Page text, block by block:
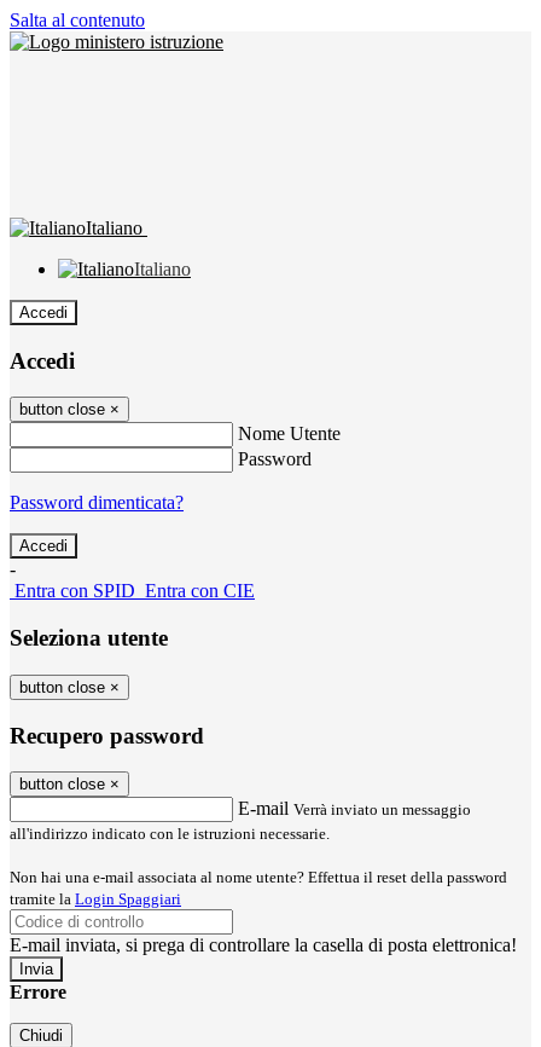
Salta al contenuto
Italiano
Italiano
Accedi
Accedi
button close ×
Nome Utente
Password
Password dimenticata?
-
Entra con SPID Entra con CIE
Seleziona utente
button close ×
Recupero password
button close ×
E-mail Verrà inviato un messaggio
all'indirizzo indicato con le istruzioni necessarie.
Non hai una e-mail associata al nome utente? Effettua il reset della password
tramite la Login Spaggiari
E-mail inviata, si prega di controllare la casella di posta elettronica!
Errore
Chiudi